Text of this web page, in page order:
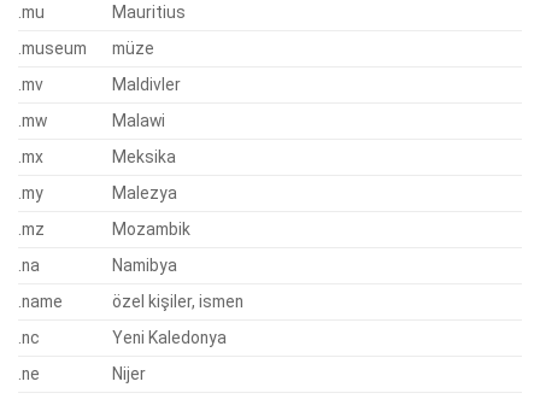
.mu
Mauritius
.museum
müze
.mv
Maldivler
.mw
Malawi
.mx
Meksika
.my
Malezya
.mz
Mozambik
.na
Namibya
.name
özel kişiler, ismen
.nc
Yeni Kaledonya
.ne
Nijer